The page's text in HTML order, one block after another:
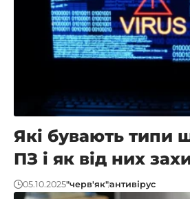
Які бувають типи
ПЗ і як від них
05.10.2025"черв'як"антивірус